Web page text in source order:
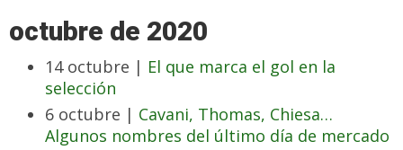
octubre de 2020
14 octubre | El que marca el gol en la
selección
6 octubre | Cavani, Thomas, Chiesa…
Algunos nombres del último día de mercado